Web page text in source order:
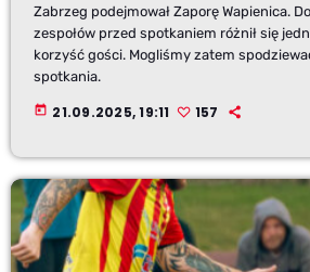
Zabrzeg podejmował Zaporę Wapienica.
zespołów przed spotkaniem różnił się
korzyść gości. Mogliśmy zatem
spotkania.
today 21.09.2025, 19:11 157